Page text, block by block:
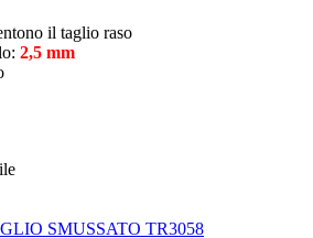
il taglio raso
2,5 mm